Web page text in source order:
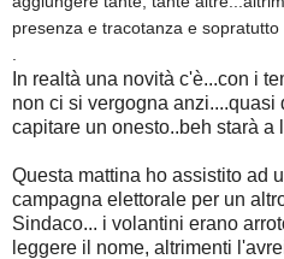
presenza e tracotanza e
In realtà una novità c'è...con i
non ci si vergogna
capitare un onesto..beh starà a
Questa mattina ho assistito ad
campagna elettorale per un
Sindaco... i volantini erano
leggere il nome, altrimenti